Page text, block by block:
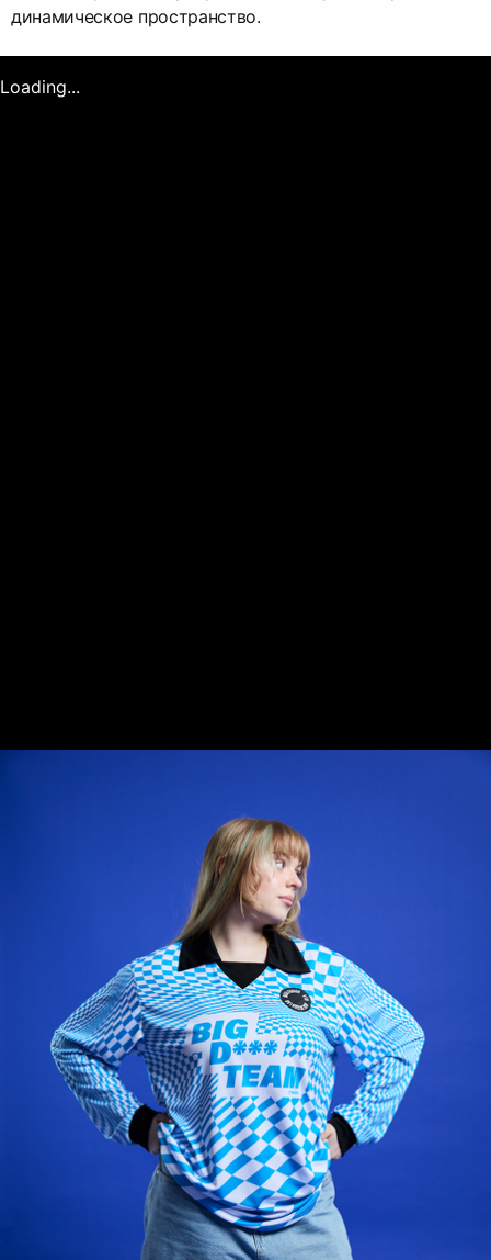
динамическое пространство.
Loading...